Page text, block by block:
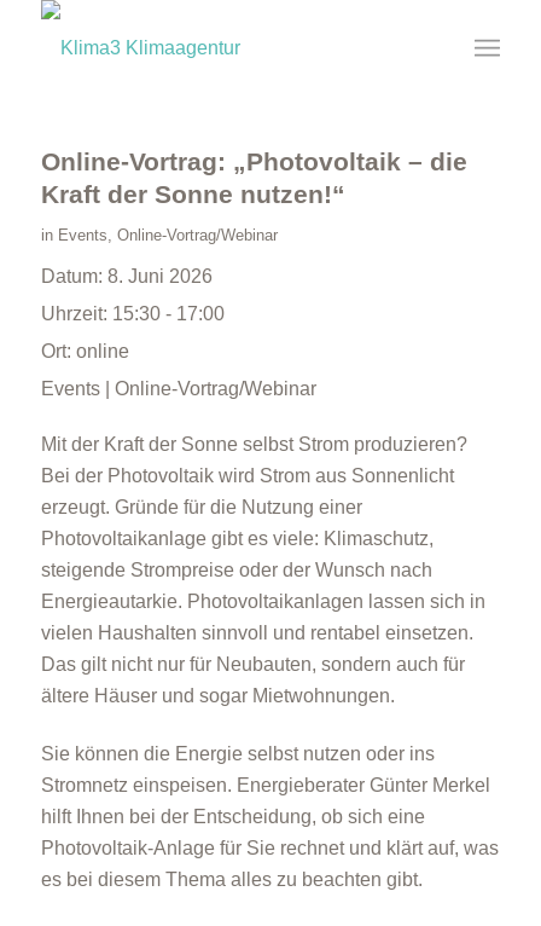
Online-Vortrag: „Photovoltaik – die
Kraft der Sonne nutzen!“
in Events, Online-Vortrag/Webinar
Datum: 8. Juni 2026
Uhrzeit: 15:30 - 17:00
Ort: online
Events | Online-Vortrag/Webinar
Mit der Kraft der Sonne selbst Strom produzieren?
Bei der Photovoltaik wird Strom aus Sonnenlicht
erzeugt. Gründe für die Nutzung einer
Photovoltaikanlage gibt es viele: Klimaschutz,
steigende Strompreise oder der Wunsch nach
Energieautarkie. Photovoltaikanlagen lassen sich in
vielen Haushalten sinnvoll und rentabel einsetzen.
Das gilt nicht nur für Neubauten, sondern auch für
ältere Häuser und sogar Mietwohnungen.
Sie können die Energie selbst nutzen oder ins
Stromnetz einspeisen. Energieberater Günter Merkel
hilft Ihnen bei der Entscheidung, ob sich eine
Photovoltaik-Anlage für Sie rechnet und klärt auf, was
es bei diesem Thema alles zu beachten gibt.